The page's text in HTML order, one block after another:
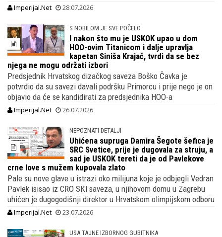
Imperijal.Net 28.07.2026
S NOBILOM JE SVE POČELO
I nakon što mu je USKOK upao u dom
HOO-ovim Titanicom i dalje upravlja
kapetan Siniša Krajač, tvrdi da se bez
njega ne mogu održati izbori
Predsjednik Hrvatskog dizačkog saveza Boško Čavka je
potvrdio da su savezi davali podršku Primorcu i prije nego je on
objavio da će se kandidirati za predsjednika HOO-a
Imperijal.Net 26.07.2026
NEPOZNATI DETALJI
Uhićena supruga Damira Šegote šefica je
SRC Svetice, prije je dugovala za struju, a
sad je USKOK tereti da je od Pavlekove
crne love s mužem kupovala zlato
Pale su nove glave u istrazi oko milijuna koje je odbjegli Vedran
Pavlek isisao iz CRO SKI saveza, u njihovom domu u Zagrebu
uhićen je dugogodišnji direktor u Hrvatskom olimpijskom odboru
Imperijal.Net 23.07.2026
USA TAJNE IZBORNOG GUBITNIKA